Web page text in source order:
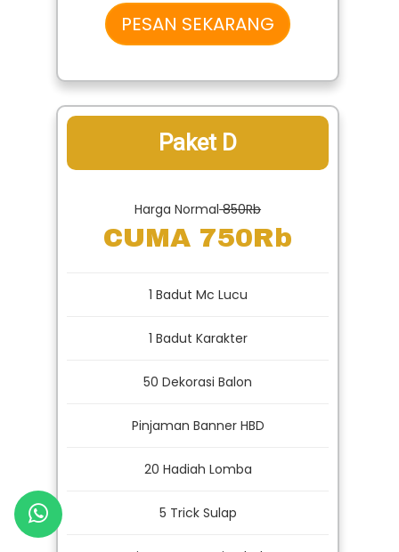
PESAN SEKARANG
Paket D
Harga Normal850Rb
CUMA 750Rb
1 Badut Mc Lucu
1 Badut Karakter
50 Dekorasi Balon
Pinjaman Banner HBD
20 Hadiah Lomba
5 Trick Sulap